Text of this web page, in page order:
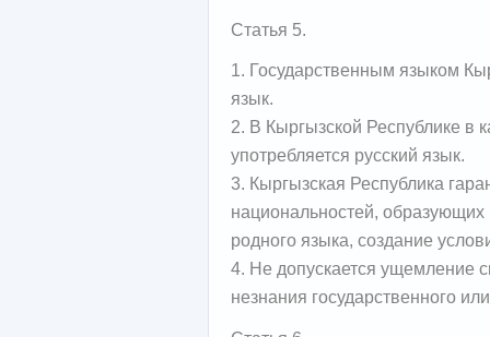
Статья 5.
1. Государственным языком
язык.
2. В Кыргызской Республике в
употребляется русский язык.
3. Кыргызская Республика
национальностей,
родного языка, создание
4. Не допускается ущемление
незнания государственного